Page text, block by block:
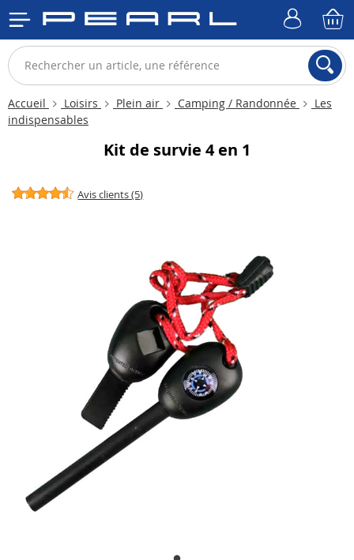
Accueil Loisirs Plein air Camping / Randonnée
Les
indispensables
Kit de survie 4 en 1
Avis clients (5)